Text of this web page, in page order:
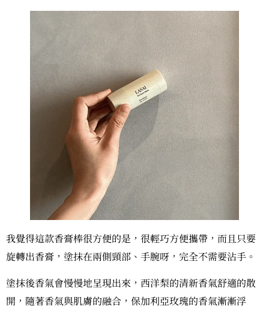
我覺得這款香膏棒很方便的是，很輕巧方便攜帶，而且只要
旋轉出香膏，塗抹在兩側頸部、手腕呀，完全不需要沾手。
塗抹後香氣會慢慢地呈現出來，西洋梨的清新香氣舒適的散
開，隨著香氣與肌膚的融合，保加利亞玫瑰的香氣漸漸浮